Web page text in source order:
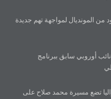
المونديال لمواجهة تهم جديدة
أوروبي سابق ببرنامج
تضع مسيرة محمد صلاح على